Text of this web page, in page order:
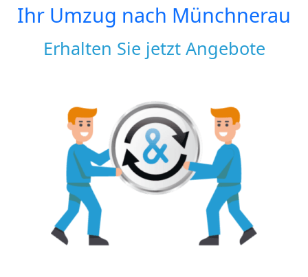
Ihr Umzug nach Münchnerau
Erhalten Sie jetzt Angebote